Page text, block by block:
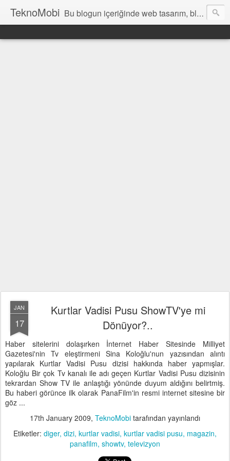
TeknoMobi Bu blogun içeriğinde web tasarım, blogger temaları, blogger ipuçları, ajax anlatımları, jquery uygulamaları, javascript uygulamaları ,web design, tutorials, resources and inspiration yer almaktadır.
JAN
17
Kurtlar Vadisi Pusu ShowTV'ye mi
Dönüyor?..
Haber sitelerini dolaşırken İnternet Haber Sitesinde Milliyet
Gazetesi'nin Tv eleştirmeni Sina Koloğlu'nun yazısından alıntı
yapılarak Kurtlar Vadisi Pusu dizisi hakkında haber yapmışlar.
Koloğlu Bir çok Tv kanalı ile adı geçen Kurtlar Vadisi Pusu dizisinin
tekrardan Show TV ile anlaştığı yönünde duyum aldığını belirtmiş.
Bu haberi görünce ilk olarak PanaFilm'in resmi internet sitesine bir
göz ...
17th January 2009, TeknoMobi tarafından yayınlandı
Etiketler: diger dizi kurtlar vadisi kurtlar vadisi pusu magazin
panafilm showtv televizyon